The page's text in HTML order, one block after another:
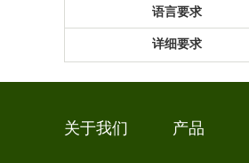
语言要求
详细要求
关于我们 产品